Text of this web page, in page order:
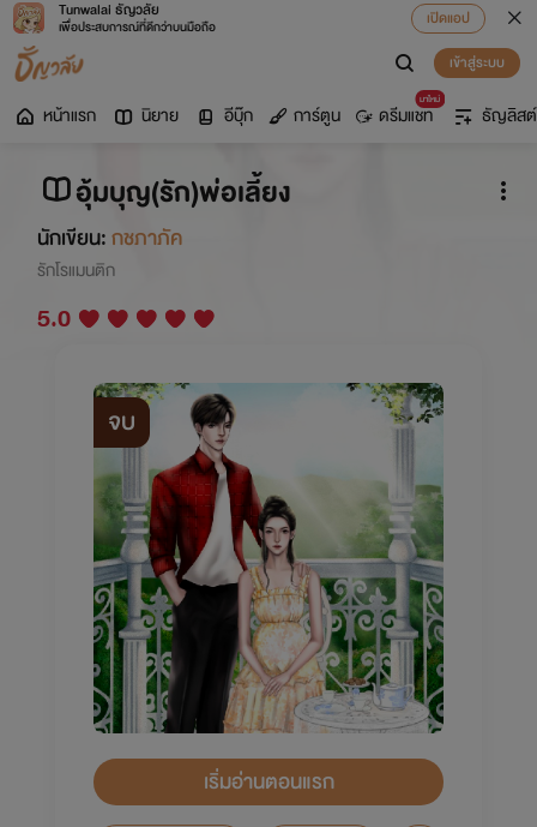
Tunwalai ธัญวลัย
เพื่อประสบการณ์ที่ดีกว่าบนมือถือ
เปิดแอป
เข้าสู่ระบบ
หน้าแรก นิยาย อีบุ๊ก การ์ตูน
มาใหม่
ดรีมแชท ธัญลิสต์
อุ้มบุญ(รัก)พ่อเลี้ยง
นักเขียน:กชภาภัค
รักโรแมนติก
5.0
จบ
เริ่มอ่านตอนแรก